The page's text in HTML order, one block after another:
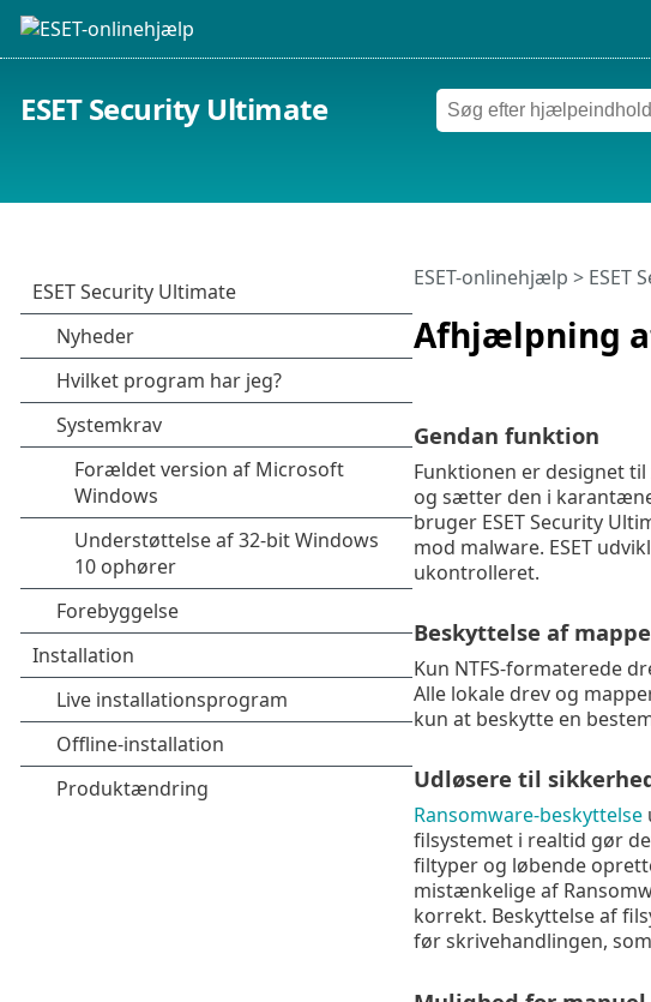
ESET Security Ultimate
Afhjælpning
ESET-onlinehjælp > ESET
Gendan funktion
Funktionen er designet
og sætter den i
bruger ESET Security
mod malware. ESET
ukontrolleret.
Beskyttelse af
Kun NTFS-formaterede
Alle lokale drev og
kun at beskytte en
Udløsere til
Ransomware-beskyttelse
filsystemet i realtid gør
filtyper og løbende
mistænkelige af
korrekt. Beskyttelse af
før skrivehandlingen,